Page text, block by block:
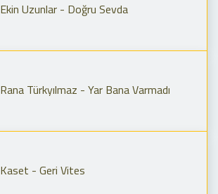
Ekin Uzunlar - Doğru Sevda
Rana Türkyılmaz - Yar Bana Varmadı
Kaset - Geri Vites